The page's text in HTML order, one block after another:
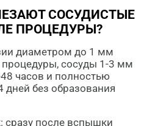
СОСУДИСТЫЕ
ПРОЦЕДУРЫ?
диаметром до 1 мм
процедуры, сосуды 1-3 мм
часов и полностью
дней без образования
сразу после вспышки